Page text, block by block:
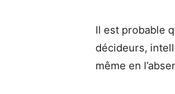
Il est probable
décideurs,
même en